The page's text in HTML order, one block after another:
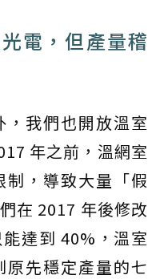
電，但產量稽
我們也開放溫室
年之前，溫網室
，導致大量「假
在 2017 年後修改
達到 40%，溫室
先穩定產量的七